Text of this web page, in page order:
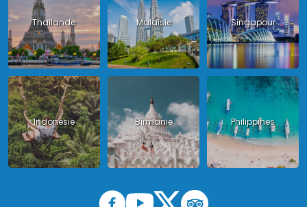
Thailande Malaisie Singapour
Indonésie Birmanie Philippines